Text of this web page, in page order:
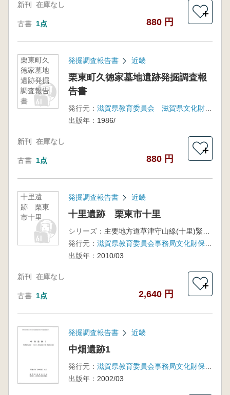
新刊 在庫なし
古書 1点 880 円
＋
栗東町久
徳家墓地
遺跡発掘
調査報告
書
発掘調査報告書 近畿
栗東町久徳家墓地遺跡発掘調査報
告書
発行元：
滋賀県教育委員会 滋賀県文化財保護協会
出版年： 1986/
新刊 在庫なし
古書 1点 880 円
＋
十里遺
跡 栗東
市十里
発掘調査報告書 近畿
十里遺跡 栗東市十里
シリーズ：
発行元：
出版年： 2010/03
新刊 在庫なし
古書 1点 2,640 円
＋
発掘調査報告書 近畿
中畑遺跡1
発行元：
出版年： 2002/03